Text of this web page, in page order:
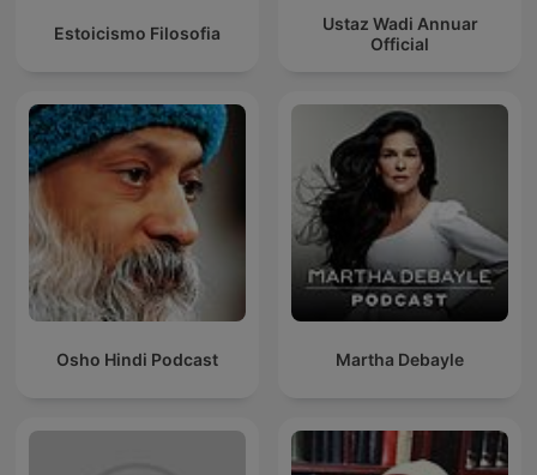
Estoicismo Filosofia
Ustaz Wadi Annuar
Official
Osho Hindi Podcast Martha Debayle